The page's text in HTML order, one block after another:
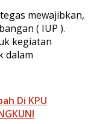
mewajibkan,
( IUP ).
kegiatan
dalam
Di KPU